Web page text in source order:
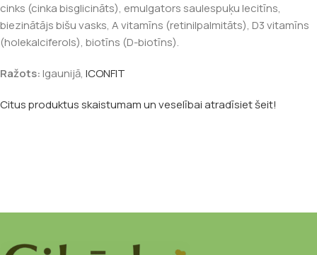
cinks (cinka bisglicināts), emulgators saulespuķu lecitīns,
biezinātājs bišu vasks, A vitamīns (retinilpalmitāts), D3 vitamīns
(holekalciferols), biotīns (D-biotīns).
Ražots:Igaunijā, ICONFIT
Citus produktus skaistumam un veselībai atradīsiet šeit!